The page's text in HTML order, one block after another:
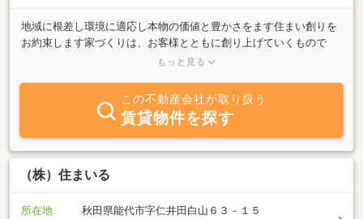
地域に根差し環境に適応し本物の価値と豊かさをます住まい創りを
お約束します家づくりは、お客様とともに創り上げていくもので
す。本来、家とは「ひとが豊かに生活する」ためのものです。地域
きる「美しさ・強さ・暮らしやすさ」を兼ね備えた安心できる住ま
い創りができると私達は考えています。
もっと見る
この不動産会社が取り扱う
賃貸物件を探す
（株）住まいる
所在地
秋田県能代市字仁井田白山６３－１５